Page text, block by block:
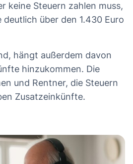
keine Steuern zahlen muss,
über den 1.430 Euro
hängt außerdem davon
hinzukommen. Die
und Rentner, die Steuern
Zusatzeinkünfte.